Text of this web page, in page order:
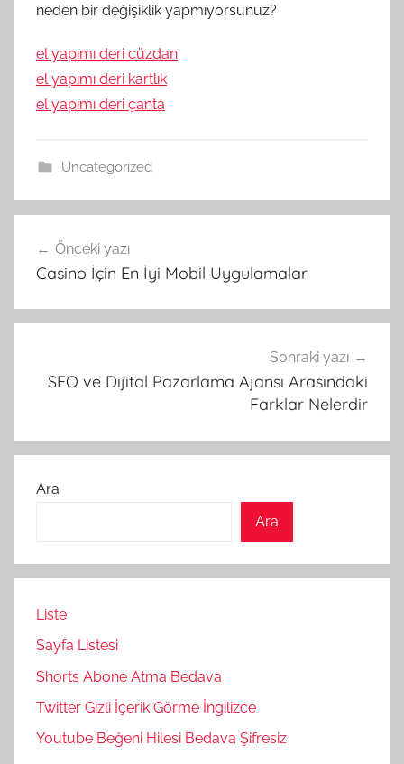
neden bir değişiklik yapmıyorsunuz?
el yapımı deri cüzdan
el yapımı deri kartlık
el yapımı deri çanta
Uncategorized
gezinmesi
Önceki yazı
Casino İçin En İyi Mobil Uygulamalar
Sonraki yazı
SEO ve Dijital Pazarlama Ajansı Arasındaki
Farklar Nelerdir
Ara
Ara
Liste
Sayfa Listesi
Shorts Abone Atma Bedava
Twitter Gizli İçerik Görme İngilizce
Youtube Beğeni Hilesi Bedava Şifresiz